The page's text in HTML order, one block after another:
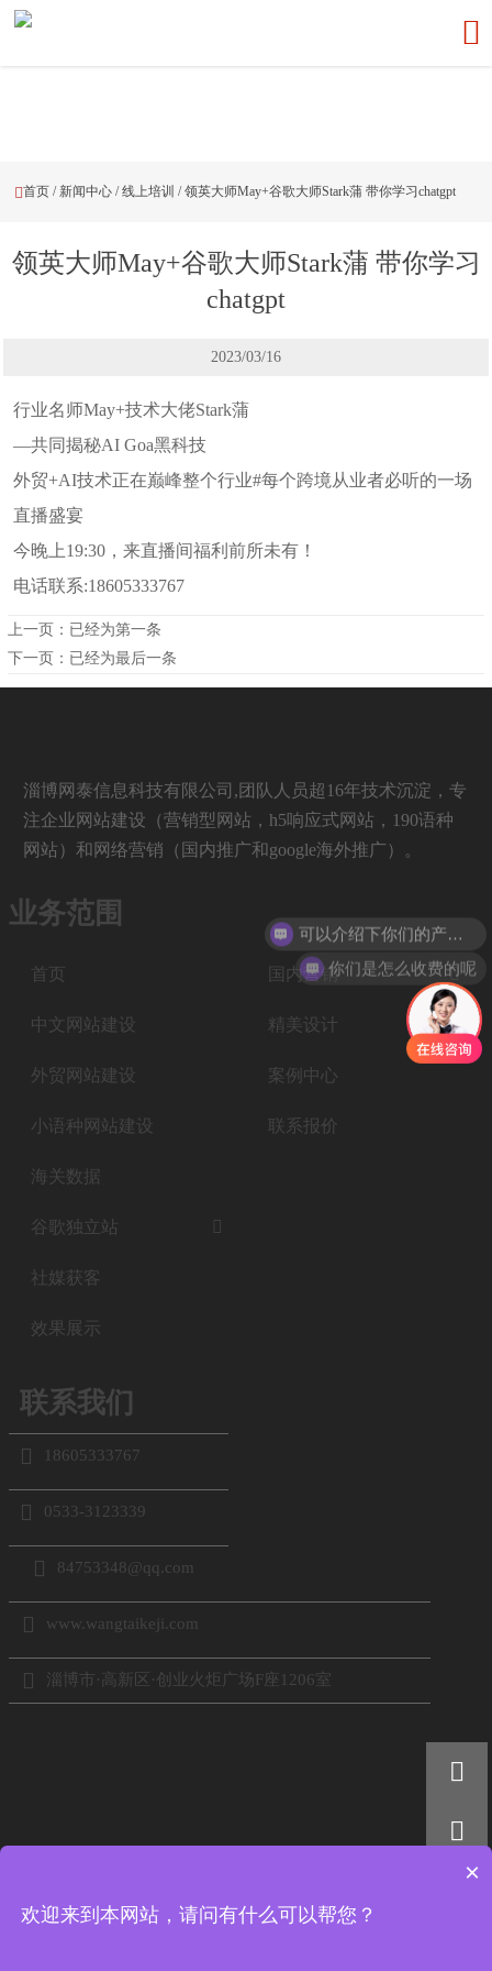

首页 / 新闻中心 /线上培训 /领英大师May+谷歌大师Stark蒲 带你学习chatgpt
领英大师May+谷歌大师Stark蒲 带你学习
chatgpt
2023/03/16
行业名师May+技术大佬Stark蒲
—共同揭秘AI Goa黑科技
外贸+AI技术正在巅峰整个行业#每个跨境从业者必听的一场
直播盛宴
今晚上19:30，来直播间福利前所未有！
电话联系:18605333767
上一页：已经为第一条
下一页：已经为最后一条
淄博网泰信息科技有限公司,团队人员超16年技术沉淀，专
注企业网站建设（营销型网站，h5响应式网站，190语种
网站）和网络营销（国内推广和google海外推广）。
业务范围
首页
中文网站建设
外贸网站建设
小语种网站建设
海关数据
谷歌独立站 
社媒获客
效果展示
国内营销 
精美设计
案例中心
联系报价
联系我们
 18605333767
 0533-3123339
 84753348@qq.com
 www.wangtaikeji.com
 淄博市·高新区·创业火炬广场F座1206室
电话：18605333767


你们是怎么收费的呢
×
欢迎来到本网站，请问有什么可以帮您？